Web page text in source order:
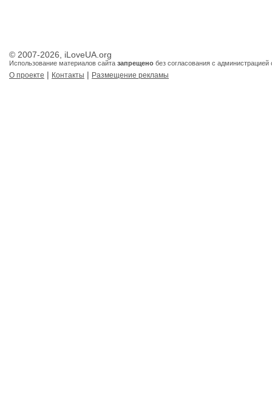
© 2007-2026, iLoveUA.org
Использование материалов сайта запрещено без согласования с администрацией
О проекте | Контакты | Размещение рекламы